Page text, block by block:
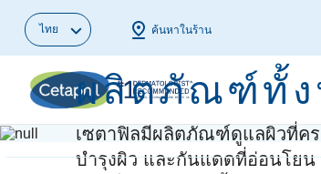
ไทย ค้นหาในร้าน
ผลิตภัณฑ์ทำความสะอาด
ขั้นตอนการดูแลผิวด้วยสกิน
ผลิตภัณฑ์ทั้
เซตาฟิลมีผลิตภัณฑ์ดูแลผิวที่คร
บำรุงผิว และกันแดดที่อ่อนโย